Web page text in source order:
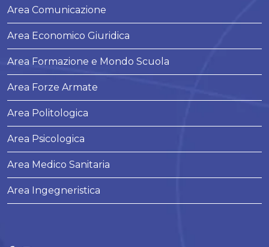
Area Comunicazione
Area Economico Giuridica
Area Formazione e Mondo Scuola
Area Forze Armate
Area Politologica
Area Psicologica
Area Medico Sanitaria
Area Ingegneristica